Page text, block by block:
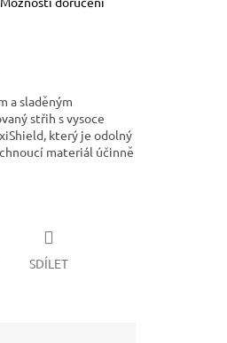
a sladěným
střih s vysoce
který je odolný
materiál účinně
SDÍLET